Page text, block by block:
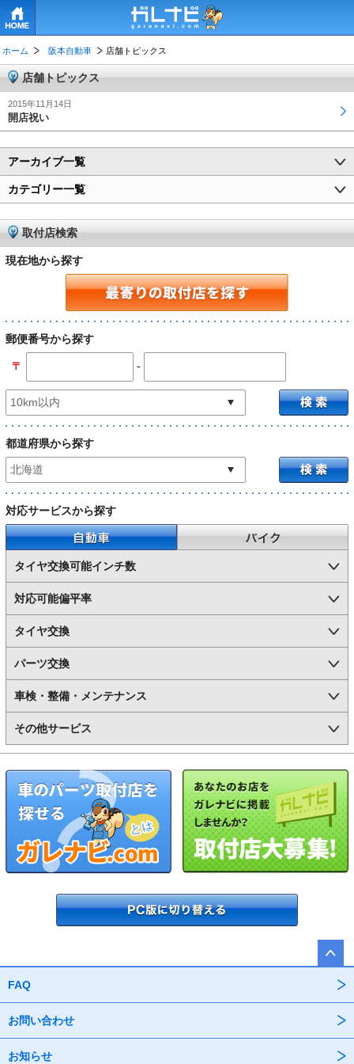
ホーム 阪本自動車 店舗トピックス
店舗トピックス
2015年11月14日
開店祝い
アーカイブ一覧
カテゴリー一覧
取付店検索
現在地から探す
郵便番号から探す
〒 -
都道府県から探す
対応サービスから探す
自動車
タイヤ交換可能インチ数
対応可能偏平率
タイヤ交換
パーツ交換
車検・整備・メンテナンス
その他サービス
FAQ
お問い合わせ
お知らせ